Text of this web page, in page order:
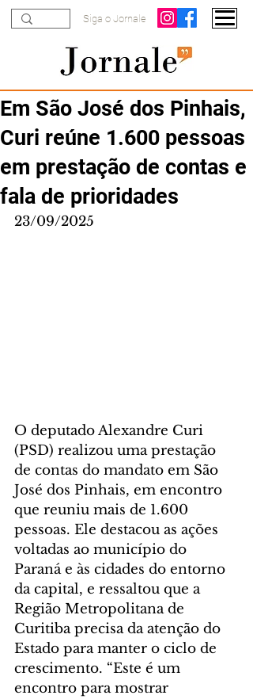
Siga o Jornale
Em São José dos Pinhais,
Curi reúne 1.600 pessoas
em prestação de contas e
fala de prioridades
23/09/2025
O deputado Alexandre Curi
(PSD) realizou uma prestação
de contas do mandato em São
José dos Pinhais, em encontro
que reuniu mais de 1.600
pessoas. Ele destacou as ações
voltadas ao município do
Paraná e às cidades do entorno
da capital, e ressaltou que a
Região Metropolitana de
Curitiba precisa da atenção do
Estado para manter o ciclo de
crescimento. “Este é um
encontro para mostrar